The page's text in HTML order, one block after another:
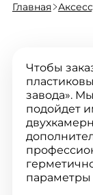
Главная
Чтобы
завода».
подойдет